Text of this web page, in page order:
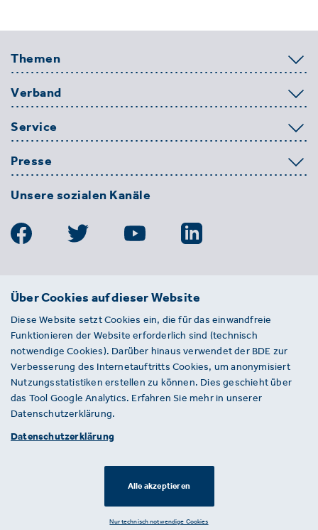
Themen
Verband
Service
Presse
Unsere sozialen Kanäle
BDE
Entsorgungs-, Wasser- und
Kreislaufwirtschaft e. V.
Von-der-Heydt-Straße 2
D 10785 Berlin
Sie haben einen Fehler auf unserer Website
gefunden? Ihnen ist ein defekter Link
aufgefallen? Wir freuen uns über Ihren
Über Cookies auf dieser Website
Diese Website setzt Cookies ein, die für das einwandfreie
Funktionieren der Website erforderlich sind (technisch
notwendige Cookies). Darüber hinaus verwendet der BDE zur
Verbesserung des Internetauftritts Cookies, um anonymisiert
Nutzungsstatistiken erstellen zu können. Dies geschieht über
das Tool Google Analytics. Erfahren Sie mehr in unserer
Datenschutzerklärung.
Datenschutzerklärung
Alle akzeptieren
Nur technisch notwendige Cookies